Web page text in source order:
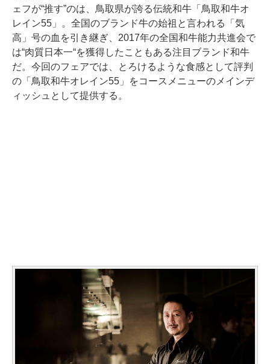
ェフが“推す”のは、鳥取県が誇る伝統和牛「鳥取和牛オ
レイン55」。全国のブランド牛の始祖と言われる「気
高」号の血を引き継ぎ、2017年の全国和牛能力共進会で
は“肉質日本一“を獲得したこともある注目ブランド和牛
だ。今回のフェアでは、とろけるような食感として評判
の「鳥取和牛オレイン55」をコースメニューのメインデ
ィッシュとして提供する。